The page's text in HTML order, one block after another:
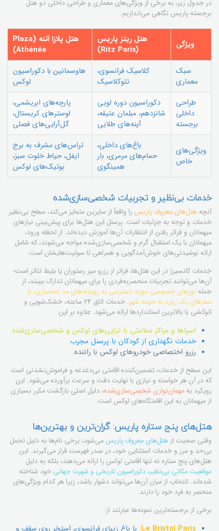
در جدول زیر، به برخی از ویژگی‌های معماری و طراحی داخلی دو هتل
برجسته پاریس نگاهی می‌اندازیم:
ویژگی
هتل ریتز پاریس
(Ritz Paris)
هتل پلازا آتنه (Plaza
Athénée)
سبک
معماری
کلاسیک فرانسوی،
نئوکلاسیک
هاوسمانین با دکوراسیون
لوکس
طراحی
داخلی
برجسته
دکوراسیون دوره لویی
شانزدهم، مبلمان عتیقه،
آینه‌های طلایی
پارچه‌های ابریشمی،
لوسترهای کریستال،
گل‌آرایی‌های فصلی
ویژگی‌های
خاص
باغ‌های داخلی،
حمام‌های مرمری، بار
همینگوی
تراس‌های مشرف به برج
ایفل، حیاط خلوت سبز،
بوتیک‌های لوکس
خدمات بی‌نظیر و تجربیات شخصی‌سازی‌شده
آنچه هتل‌های معروف پاریس را واقعاً از سایرین متمایز می‌کند، سطح بی‌نظیر
خدمات و توجه به جزئیات است. پرسنل این هتل‌ها برای پیش‌بینی نیازهای
میهمانان و فراتر رفتن از انتظارات آن‌ها آموزش دیده‌اند. از لحظه ورود،
میهمانان با یک استقبال گرم و شخصی‌سازی‌شده مواجه می‌شوند، که شامل
ارائه نوشیدنی‌های خوش‌آمدگویی و همراهی تا سوئیت‌هایشان است.
خدمات کانسیرژ در این هتل‌ها، فراتر از رزرو میز رستوران یا بلیط تئاتر است؛
آن‌ها می‌توانند تجربیات منحصربه‌فردی را برای میهمانان تدارک ببینند، از
جمله تورهای خصوصی موزه، دسترسی به رویدادهای مد انحصاری، یا
سفرهای یک روزه به حومه شهر
. خدمات اتاق ۲۴ ساعته، خشک‌شویی و
اتوکشی با بالاترین استانداردها ارائه می‌شود. علاوه بر این:
اسپاها و مراکز سلامتی با تراپی‌های لوکس و شخصی‌سازی‌شده.
خدمات نگهداری از کودکان با پرسنل مجرب.
رزرو اختصاصی خودروهای لوکس با راننده.
این سطح از خدمات، تضمین‌کننده اقامتی بی‌دغدغه و فراموش‌نشدنی است
که در آن هر خواسته و نیازی با نهایت دقت و سرعت برآورده می‌شود. این
رویکرد به مهمان‌نوازی شخصی‌سازی‌شده، دلیل اصلی بازگشت مکرر بسیاری
از میهمانان به این اقامتگاه‌های لوکس است.
هتل‌های پنج ستاره پاریس: گران‌ترین و بهترین‌ها
وقتی صحبت از هتل‌های معروف پاریسمی‌شود، برخی نام‌ها به دلیل تجمل
بی‌حد و مرز و خدمات استثنایی خود، در صدر فهرست قرار می‌گیرند. این
هتل‌های پنج ستاره نه تنها اقامتی لوکس را ارائه می‌دهند، بلکه به دلیل
موقعیت مکانی بی‌نظیر، دکوراسیون تاریخی و شهرت جهانی خود شناخته
شده‌اند. انتخاب از میان آن‌ها می‌تواند دشوار باشد، زیرا هر کدام ویژگی‌های
منحصر به فرد خود را دارند.
برخی از برجسته‌ترین نمونه‌ها عبارتند از:
Le Bristol Paris: با باغ زیبای فرانسوی، استخر روی سقف و